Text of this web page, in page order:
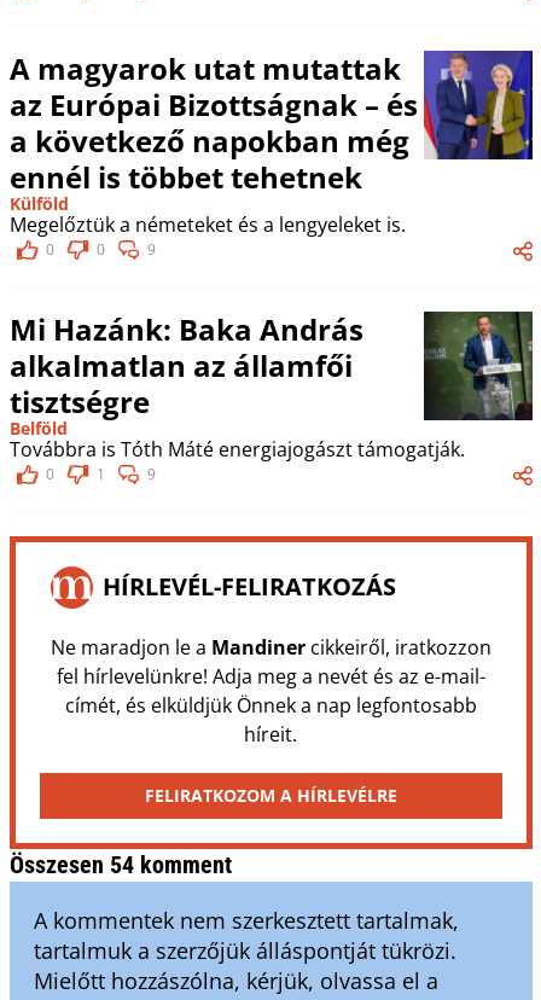
A magyarok utat mutattak
az Európai Bizottságnak – és
a következő napokban még
ennél is többet tehetnek
Külföld
Megelőztük a németeket és a lengyeleket is.
0 0 9
Mi Hazánk: Baka András
alkalmatlan az államfői
tisztségre
Belföld
Továbbra is Tóth Máté energiajogászt támogatják.
0 1 9
HÍRLEVÉL-FELIRATKOZÁS
Ne maradjon le a Mandinercikkeiről, iratkozzon
fel hírlevelünkre! Adja meg a nevét és az e-mail-
címét, és elküldjük Önnek a nap legfontosabb
híreit.
FELIRATKOZOM A HÍRLEVÉLRE
Összesen 54 komment
A kommentek nem szerkesztett tartalmak,
tartalmuk a szerzőjük álláspontját tükrözi.
Mielőtt hozzászólna, kérjük, olvassa el a